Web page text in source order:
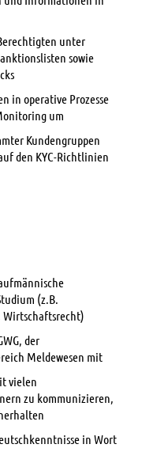
unter
sowie
in operative Prozesse
um
Kundengruppen
den KYC-Richtlinien
(z.B.
Wirtschaftsrecht)
der
Meldewesen mit
vielen
zu kommunizieren,
in Wort